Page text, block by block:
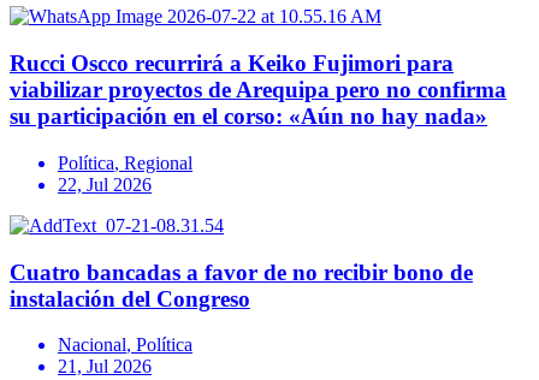
Rucci Oscco recurrirá a Keiko Fujimori para
viabilizar proyectos de Arequipa pero no confirma
su participación en el corso: «Aún no hay nada»
Política, Regional
22, Jul 2026
Cuatro bancadas a favor de no recibir bono de
instalación del Congreso
Nacional, Política
21, Jul 2026